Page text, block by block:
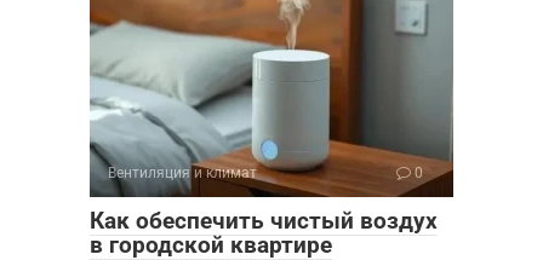
Вентиляция и климат 0
Как обеспечить чистый воздух
в городской квартире